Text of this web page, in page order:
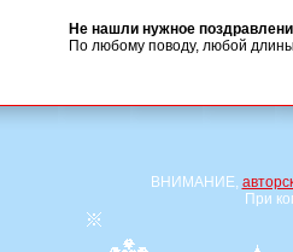
Не нашли нужное
По любому поводу, любой
ВНИМАНИЕ,
При